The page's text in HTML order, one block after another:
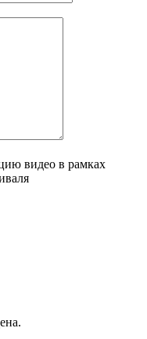
видео в рамках